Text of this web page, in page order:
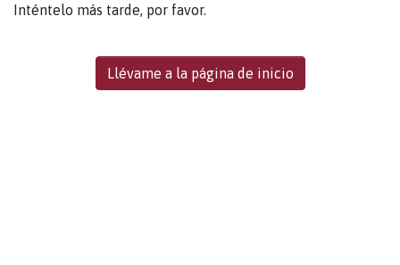
Inténtelo más tarde, por favor.
Llévame a la página de inicio